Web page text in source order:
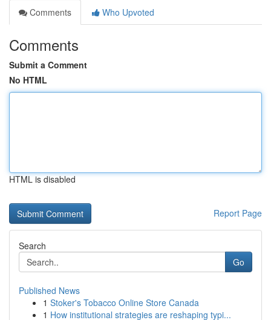
Comments
Who Upvoted
Comments
Submit a Comment
No HTML
HTML is disabled
Report Page
Search
Go
Published News
1 Stoker's Tobacco Online Store Canada
1 How institutional strategies are reshaping typi...